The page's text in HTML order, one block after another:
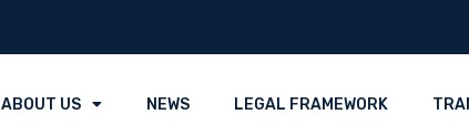
ABOUT US NEWS LEGAL FRAMEWORK